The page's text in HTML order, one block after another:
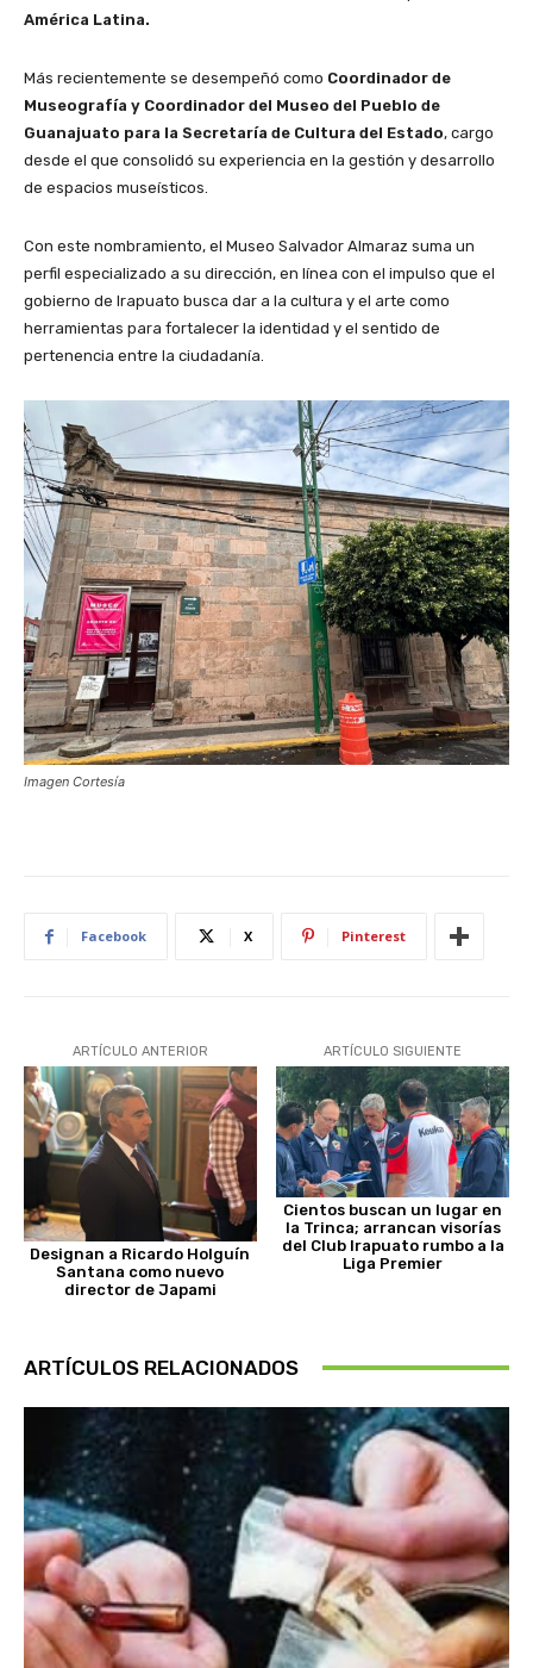
América Latina.
Más recientemente se desempeñó como Coordinador de
Museografía y Coordinador del Museo del Pueblo de
Guanajuato para la Secretaría de Cultura del Estado, cargo
desde el que consolidó su experiencia en la gestión y desarrollo
de espacios museísticos.
Con este nombramiento, el Museo Salvador Almaraz suma un
perfil especializado a su dirección, en línea con el impulso que el
gobierno de Irapuato busca dar a la cultura y el arte como
herramientas para fortalecer la identidad y el sentido de
pertenencia entre la ciudadanía.
Imagen Cortesía
Facebook X Pinterest
ARTÍCULO ANTERIOR
Designan a Ricardo Holguín
Santana como nuevo
director de Japami
ARTÍCULO SIGUIENTE
Cientos buscan un lugar en
la Trinca; arrancan visorías
del Club Irapuato rumbo a la
Liga Premier
ARTÍCULOS RELACIONADOS